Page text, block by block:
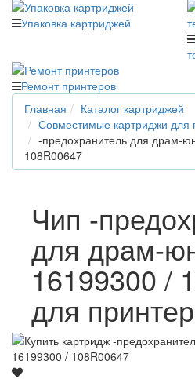
Упаковка картриджей
Ремонт принтеров
Главная
Каталог картриджей
Совместимые картриджи для
-предохранитель для драм-
108R00647
Чип -
для драм-
16199300 /
для